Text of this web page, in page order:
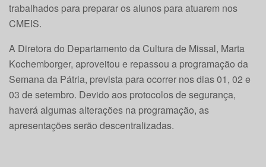
trabalhados para preparar os alunos para atuarem nos
CMEIS.
A Diretora do Departamento da Cultura de Missal, Marta
Kochemborger, aproveitou e repassou a programação da
Semana da Pátria, prevista para ocorrer nos dias 01, 02 e
03 de setembro. Devido aos protocolos de segurança,
haverá algumas alterações na programação, as
apresentações serão descentralizadas.